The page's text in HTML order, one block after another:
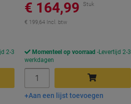
2-3
€ 164,99 Stuk
€ 199,64 Incl. btw
Momenteel op voorraad
Levertijd 2-3
werkdagen
In winkelwagen
Aan een lijst toevoegen